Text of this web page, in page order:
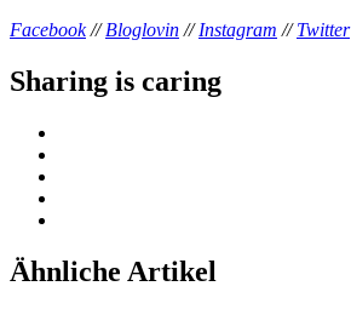
Facebook//Bloglovin //Instagram //Twitter
Sharing is caring
Ähnliche Artikel